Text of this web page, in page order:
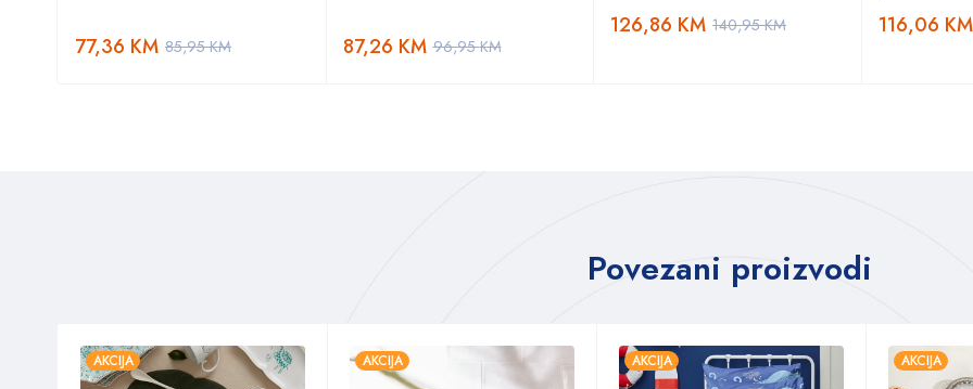
85,95KM
77,36 KM 96,95KM
87,26 KM
140,95KM
126,86 KM 116,06 KM
Povezani proizvodi
AKCIJA AKCIJA AKCIJA AKCIJA